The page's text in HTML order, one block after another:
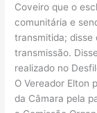
Coveiro que o
comunitária e
transmitida; disse
transmissão.
realizado no
O Vereador Elton
da Câmara pela